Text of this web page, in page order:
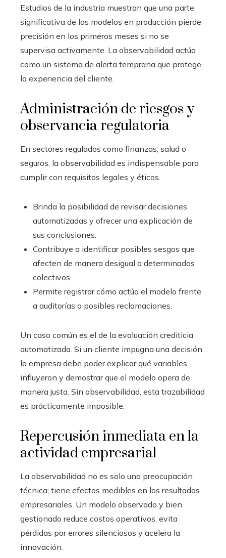
Estudios de la industria muestran que una parte
significativa de los modelos en producción pierde
precisión en los primeros meses si no se
supervisa activamente. La observabilidad actúa
como un sistema de alerta temprana que protege
la experiencia del cliente.
Administración de riesgos y
observancia regulatoria
En sectores regulados como finanzas, salud o
seguros, la observabilidad es indispensable para
cumplir con requisitos legales y éticos.
Brinda la posibilidad de revisar decisiones
automatizadas y ofrecer una explicación de
sus conclusiones.
Contribuye a identificar posibles sesgos que
afecten de manera desigual a determinados
colectivos.
Permite registrar cómo actúa el modelo frente
a auditorías o posibles reclamaciones.
Un caso común es el de la evaluación crediticia
automatizada. Si un cliente impugna una decisión,
la empresa debe poder explicar qué variables
influyeron y demostrar que el modelo opera de
manera justa. Sin observabilidad, esta trazabilidad
es prácticamente imposible.
Repercusión inmediata en la
actividad empresarial
La observabilidad no es solo una preocupación
técnica; tiene efectos medibles en los resultados
empresariales. Un modelo observado y bien
gestionado reduce costos operativos, evita
pérdidas por errores silenciosos y acelera la
innovación.